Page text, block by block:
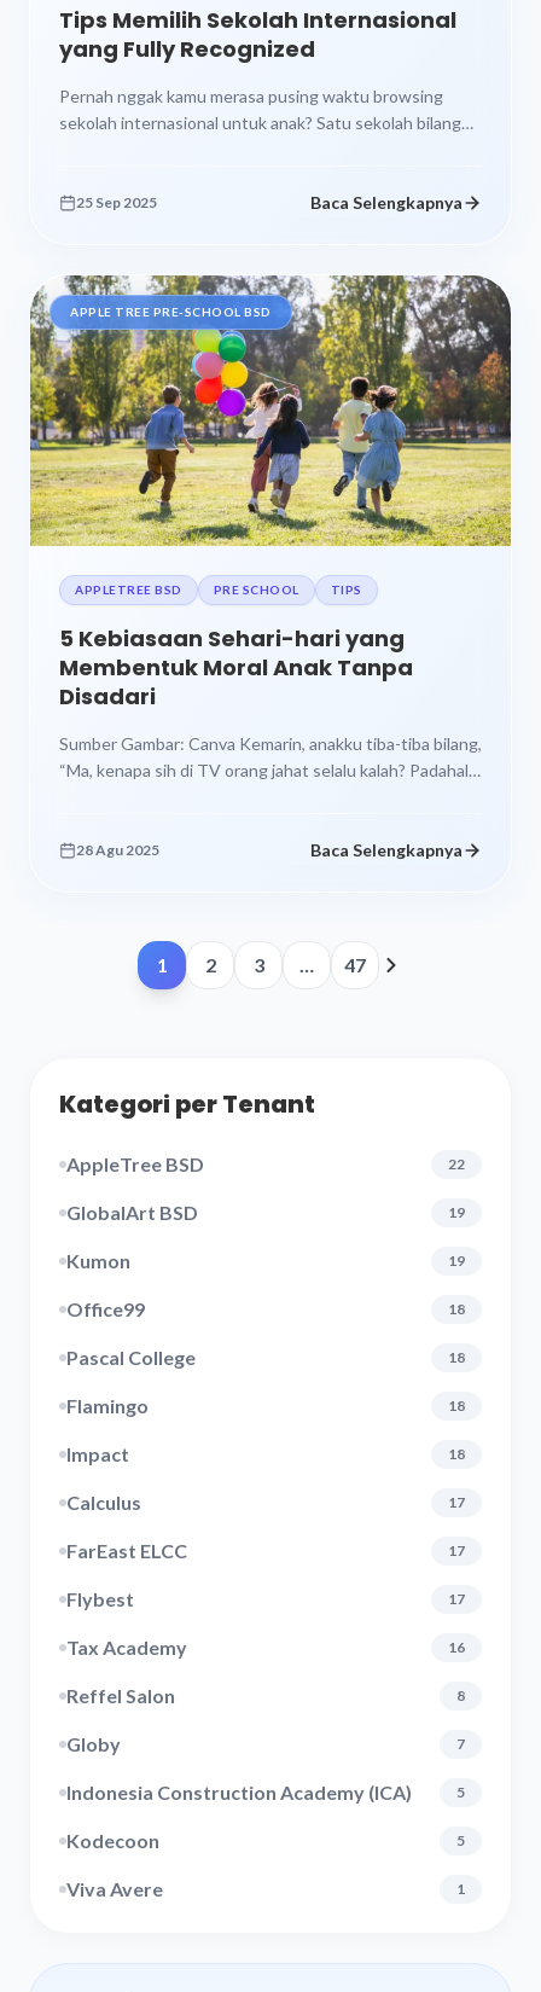
Tips Memilih Sekolah Internasional
yang Fully Recognized
Pernah nggak kamu merasa pusing waktu browsing
sekolah internasional untuk anak? Satu sekolah bilang
25 Sep 2025 Baca Selengkapnya
APPLE TREE PRE-SCHOOL BSD
APPLETREE BSD PRE SCHOOL TIPS
5 Kebiasaan Sehari-hari yang
Membentuk Moral Anak Tanpa
Disadari
Sumber Gambar: Canva Kemarin, anakku tiba-tiba bilang,
“Ma, kenapa sih di TV orang jahat selalu kalah? Padahal
28 Agu 2025 Baca Selengkapnya
1 2 3 … 47
Kategori per Tenant
AppleTree BSD 22
GlobalArt BSD 19
Kumon 19
Office99 18
Pascal College 18
Flamingo 18
Impact 18
Calculus 17
FarEast ELCC 17
Flybest 17
Tax Academy 16
Reffel Salon 8
Globy 7
Indonesia Construction Academy (ICA) 5
Kodecoon 5
Viva Avere 1